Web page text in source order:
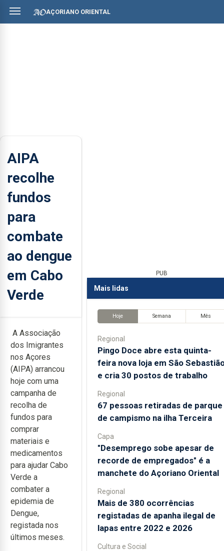
AÇORIANO ORIENTAL
AIPA
recolhe
fundos
para
combate
ao dengue
em Cabo
Verde
A Associação
dos Imigrantes
nos Açores
(AIPA) arrancou
hoje com uma
campanha de
recolha de
fundos para
comprar
materiais e
medicamentos
para ajudar Cabo
Verde a
combater a
epidemia de
Dengue,
registada nos
últimos meses.
PUB
Mais lidas
Hoje Semana Mês
Regional
Pingo Doce abre esta quinta-
feira nova loja em São
e cria 30 postos de trabalho
Regional
67 pessoas retiradas de parque
de campismo na ilha Terceira
Capa
"Desemprego sobe apesar de
recorde de empregados" é a
manchete do Açoriano Oriental
Regional
Mais de 380 ocorrências
registadas de apanha ilegal de
lapas entre 2022 e 2026
Cultura e Social